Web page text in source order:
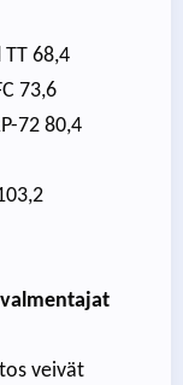
68,4
73,6
72 80,4
veivät